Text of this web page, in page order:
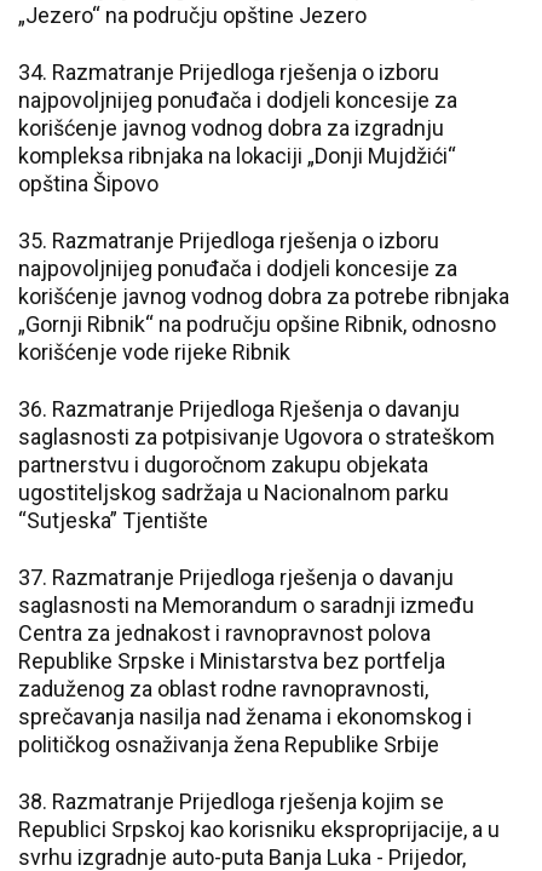
„Jezero“ na području opštine Jezero
34. Razmatranje Prijedloga rješenja o izboru
najpovoljnijeg ponuđača i dodjeli koncesije za
korišćenje javnog vodnog dobra za izgradnju
kompleksa ribnjaka na lokaciji „Donji Mujdžići“
opština Šipovo
35. Razmatranje Prijedloga rješenja o izboru
najpovoljnijeg ponuđača i dodjeli koncesije za
korišćenje javnog vodnog dobra za potrebe ribnjaka
„Gornji Ribnik“ na području opšine Ribnik, odnosno
korišćenje vode rijeke Ribnik
36. Razmatranje Prijedloga Rješenja o davanju
saglasnosti za potpisivanje Ugovora o strateškom
partnerstvu i dugoročnom zakupu objekata
ugostiteljskog sadržaja u Nacionalnom parku
“Sutjeska” Tjentište
37. Razmatranje Prijedloga rješenja o davanju
saglasnosti na Memorandum o saradnji između
Centra za jednakost i ravnopravnost polova
Republike Srpske i Ministarstva bez portfelja
zaduženog za oblast rodne ravnopravnosti,
sprečavanja nasilja nad ženama i ekonomskog i
političkog osnaživanja žena Republike Srbije
38. Razmatranje Prijedloga rješenja kojim se
Republici Srpskoj kao korisniku eksproprijacije, a u
svrhu izgradnje auto-puta Banja Luka - Prijedor,